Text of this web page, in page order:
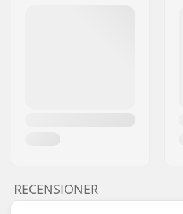
RECENSIONER